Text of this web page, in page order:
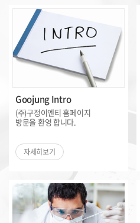
Goojung Intro
(주)구정이엔티 홈페이지
방문을 환영 합니다.
자세히보기